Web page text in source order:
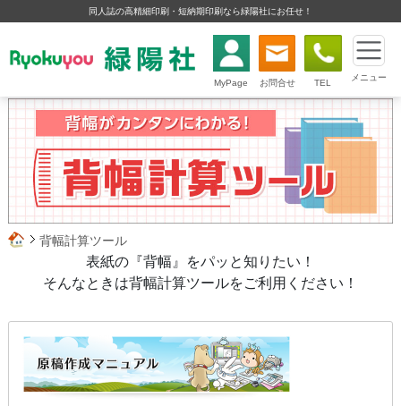
同人誌の高精細印刷・短納期印刷なら緑陽社にお任せ！
MyPage お問合せ TEL メニュー
背幅計算ツール
表紙の『背幅』をパッと知りたい！
そんなときは背幅計算ツールをご利用ください！